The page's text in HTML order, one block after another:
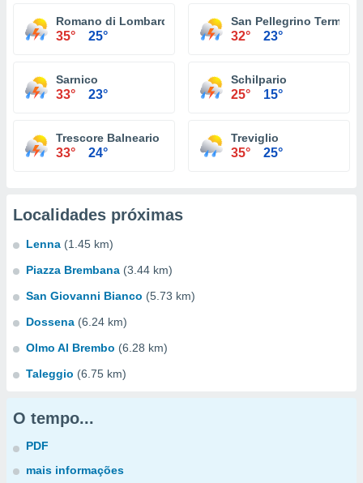
Romano di Lombardia
35° 25°
San Pellegrino Terme
32° 23°
Sarnico
33° 23°
Schilpario
25° 15°
Trescore Balneario
33° 24°
Treviglio
35° 25°
Localidades próximas
Lenna (1.45 km)
Piazza Brembana (3.44 km)
San Giovanni Bianco (5.73 km)
Dossena (6.24 km)
Olmo Al Brembo (6.28 km)
Taleggio (6.75 km)
O tempo...
PDF
mais informações